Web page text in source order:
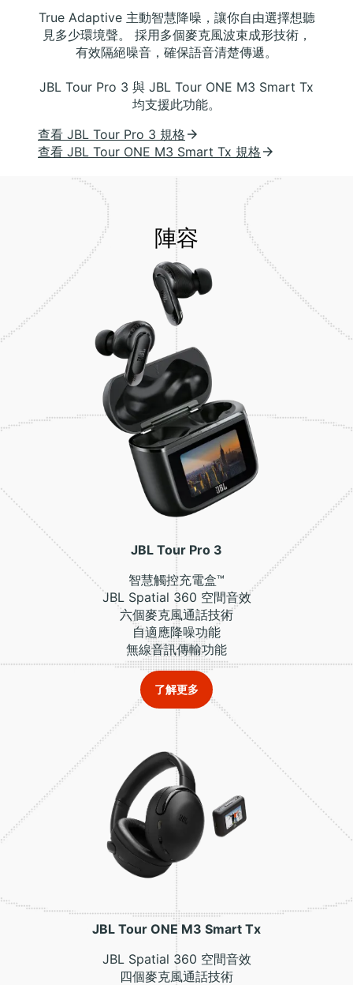
True Adaptive 主動智慧降噪，讓你自由選擇想聽
見多少環境聲。 採用多個麥克風波束成形技術，
有效隔絕噪音，確保語音清楚傳遞。
JBL Tour Pro 3 與 JBL Tour ONE M3 Smart Tx
均支援此功能。
查看 JBL Tour Pro 3 規格
查看 JBL Tour ONE M3 Smart Tx 規格
陣容
JBL Tour Pro 3
智慧觸控充電盒™
JBL Spatial 360 空間音效
六個麥克風通話技術
自適應降噪功能
無線音訊傳輸功能
了解更多
JBL Tour ONE M3 Smart Tx
JBL Spatial 360 空間音效
四個麥克風通話技術